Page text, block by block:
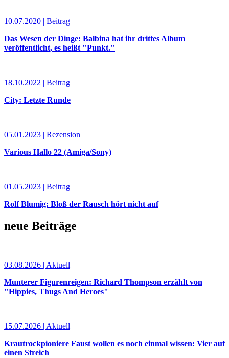
10.07.2020 | Beitrag
Das Wesen der Dinge: Balbina hat ihr drittes Album
veröffentlicht, es heißt "Punkt."
18.10.2022 | Beitrag
City: Letzte Runde
05.01.2023 | Rezension
Various Hallo 22 (Amiga/Sony)
01.05.2023 | Beitrag
Rolf Blumig: Bloß der Rausch hört nicht auf
neue Beiträge
03.08.2026 | Aktuell
Munterer Figurenreigen: Richard Thompson erzählt von
"Hippies, Thugs And Heroes"
15.07.2026 | Aktuell
Krautrockpioniere Faust wollen es noch einmal wissen: Vier auf
einen Streich